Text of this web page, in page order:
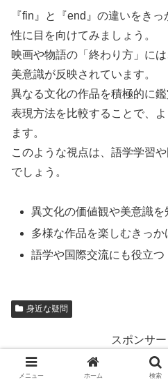
『fin』と『end』の違いをき
性に目を向けてみましょう。
映画や物語の「終わり方」に
美意識が反映されています。
異なる文化の作品を積極的に
表現方法を比較することで、
ます。
このような視点は、語学学習
でしょう。
異文化の価値観や美意識を
多様な作品を楽しむきっか
語学や国際交流にも役立つ
身近な疑問
スポンサ
メニュー ホーム 検索